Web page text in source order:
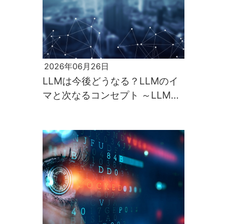
2026年06月26日
LLMは今後どうなる？LLMのイ
マと次なるコンセプト ～LLM活